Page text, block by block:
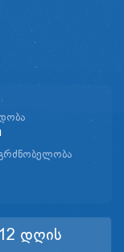
12 დღის